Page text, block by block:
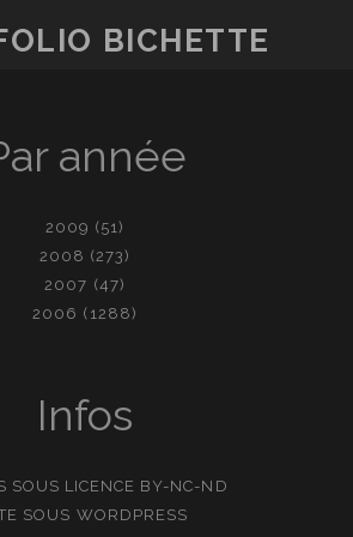
BICHETTE
année
2009 (51)
2008 (273)
2007 (47)
2006 (1288)
Infos
SOUS LICENCE BY-NC-ND
SOUS WORDPRESS